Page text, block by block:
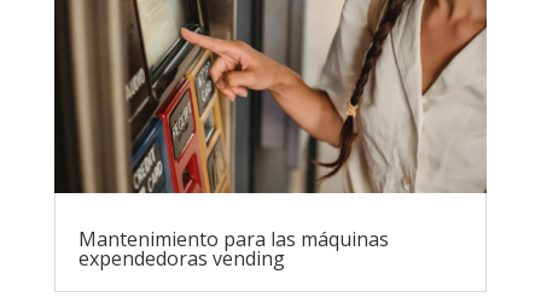
Mantenimiento para las máquinas
expendedoras vending